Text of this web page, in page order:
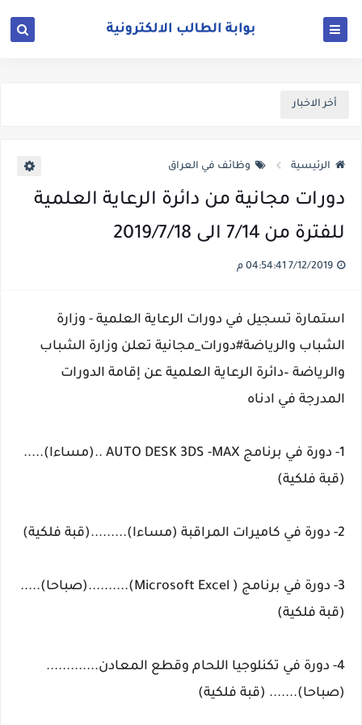
أخر الاخبار
الرئيسية وظائف في العراق
دورات مجانية من دائرة الرعاية العلمية
للفترة من 7/14 الى 2019/7/18
استمارة تسجيل في دورات الرعاية العلمية - وزارة
الشباب والرياضة#دورات_مجانية تعلن وزارة الشباب
والرياضة –دائرة الرعاية العلمية عن إقامة الدورات
المدرجة في ادناه
1- دورة في برنامج AUTO DESK 3DS -MAX ..(مساءا).....
(قبة فلكية)
2- دورة في كاميرات المراقبة (مساءا).........(قبة فلكية)
3- دورة في برنامج ( Microsoft Excel)..........(صباحا).....
(قبة فلكية)
4- دورة في تكنلوجيا اللحام وقطع المعادن.............
(صباحا)....... (قبة فلكية)